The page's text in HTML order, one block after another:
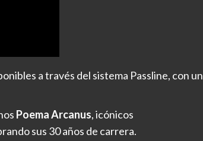
a través del sistema Passline, con un
Poema Arcanus, icónicos
sus 30 años de carrera.